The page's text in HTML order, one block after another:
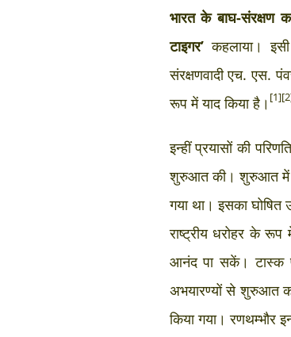
भारत के बाघ-संरक्षण
टाइगर’कहलाया।
संरक्षणवादी एच. एस.
रूप में याद किया है।
इन्हीं प्रयासों की
शुरुआत की। शुरुआत में
गया था। इसका घोषित
राष्ट्रीय धरोहर के
आनंद पा सकें। टास्क
अभयारण्यों से शुरुआत
किया गया। रणथम्भौर